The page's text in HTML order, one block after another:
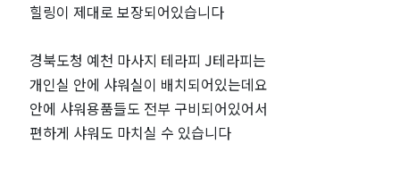
힐링이 제대로 보장되어있습니다
경북도청 예천 마사지 테라피 J테라피는
개인실 안에 샤워실이 배치되어있는데요
안에 샤워용품들도 전부 구비되어있어서
편하게 샤워도 마치실 수 있습니다